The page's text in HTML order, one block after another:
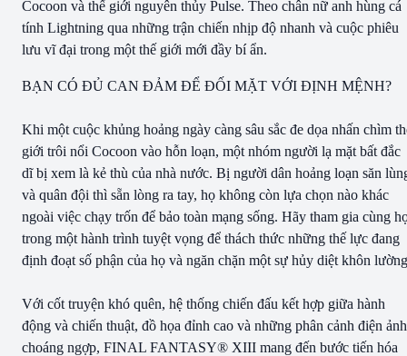
Cocoon và thế giới nguyên thủy Pulse. Theo chân nữ anh hùng cá
tính Lightning qua những trận chiến nhịp độ nhanh và cuộc phiêu
lưu vĩ đại trong một thế giới mới đầy bí ẩn.
BẠN CÓ ĐỦ CAN ĐẢM ĐỂ ĐỐI MẶT VỚI ĐỊNH MỆNH?
Khi một cuộc khủng hoảng ngày càng sâu sắc đe dọa nhấn chìm
giới trôi nổi Cocoon vào hỗn loạn, một nhóm người lạ mặt bất đắc
dĩ bị xem là kẻ thù của nhà nước. Bị người dân hoảng loạn săn
và quân đội thì sẵn lòng ra tay, họ không còn lựa chọn nào khác
ngoài việc chạy trốn để bảo toàn mạng sống. Hãy tham gia cùng
trong một hành trình tuyệt vọng để thách thức những thế lực đang
định đoạt số phận của họ và ngăn chặn một sự hủy diệt khôn
Với cốt truyện khó quên, hệ thống chiến đấu kết hợp giữa hành
động và chiến thuật, đồ họa đỉnh cao và những phân cảnh điện ảnh
choáng ngợp, FINAL FANTASY® XIII mang đến bước tiến hóa